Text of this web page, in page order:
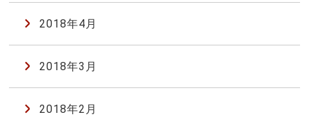
2018年4月
2018年3月
2018年2月